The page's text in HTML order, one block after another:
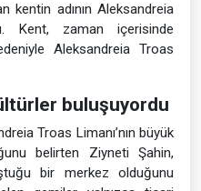
kentin adının Aleksandreia
Kent, zaman içerisinde
Aleksandreia Troas
buluşuyordu
Troas Limanı’nın büyük
belirten Ziyneti Şahin,
bir merkez olduğunu